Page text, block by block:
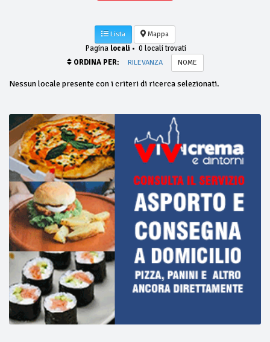
Lista Mappa
Pagina locali • 0 locali trovati
ORDINA PER:
RILEVANZA NOME
Nessun locale presente con i criteri di ricerca selezionati.